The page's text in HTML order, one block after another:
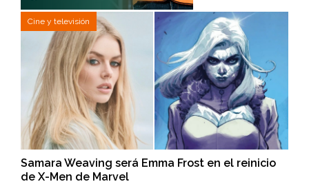
Cine y televisión
Samara Weaving será Emma Frost en el reinicio
de X-Men de Marvel